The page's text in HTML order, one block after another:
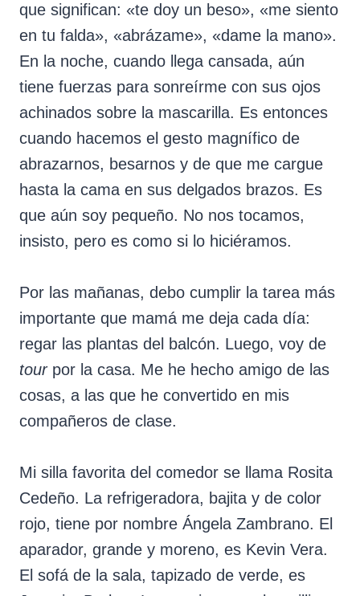
que significan: «te doy un beso», «me siento
en tu falda», «abrázame», «dame la mano».
En la noche, cuando llega cansada, aún
tiene fuerzas para sonreírme con sus ojos
achinados sobre la mascarilla. Es entonces
cuando hacemos el gesto magnífico de
abrazarnos, besarnos y de que me cargue
hasta la cama en sus delgados brazos. Es
que aún soy pequeño. No nos tocamos,
insisto, pero es como si lo hiciéramos.
Por las mañanas, debo cumplir la tarea más
importante que mamá me deja cada día:
regar las plantas del balcón. Luego, voy de
tourpor la casa. Me he hecho amigo de las
cosas, a las que he convertido en mis
compañeros de clase.
Mi silla favorita del comedor se llama Rosita
Cedeño. La refrigeradora, bajita y de color
rojo, tiene por nombre Ángela Zambrano. El
aparador, grande y moreno, es Kevin Vera.
El sofá de la sala, tapizado de verde, es